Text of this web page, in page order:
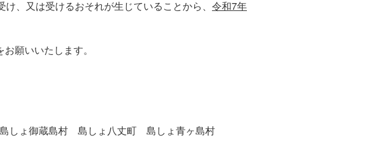
、又は受けるおそれが生じていることから、 令和7年
お願いいたします。
ょ御蔵島村 島しょ八丈町 島しょ青ヶ島村